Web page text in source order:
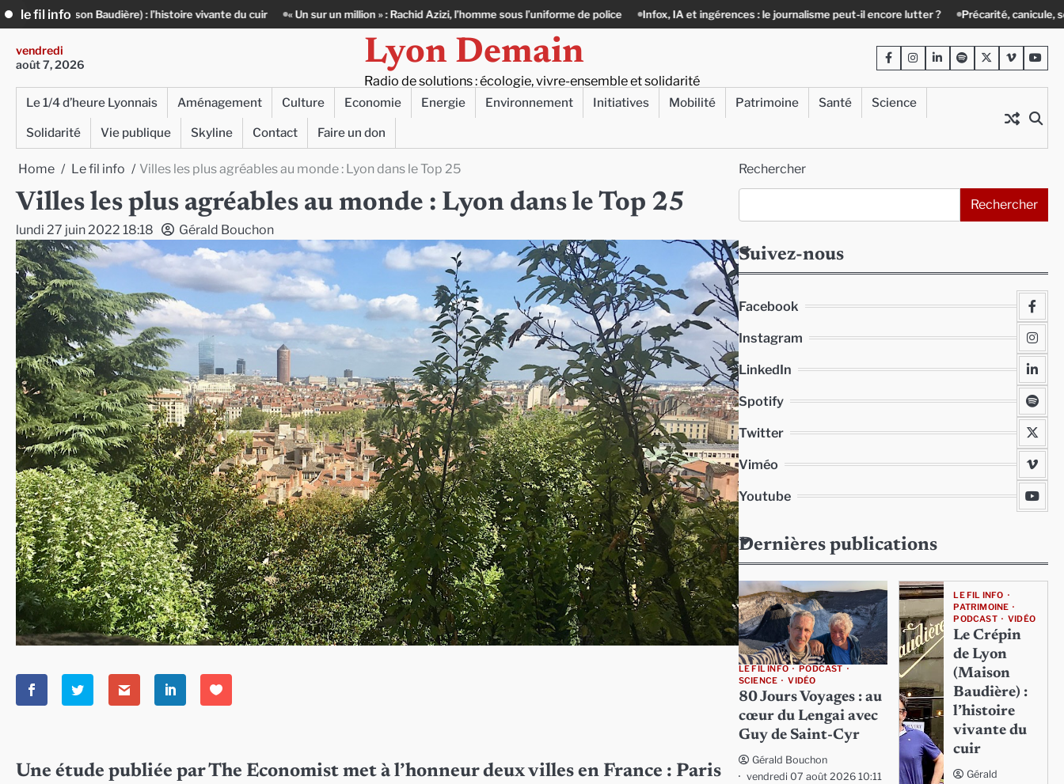
Skip
to
content
le fil info
: l’histoire vivante du cuir « Un sur un million » : Rachid Azizi, l’homme sous l’uniforme de police Infox, IA et ingérences : le journalisme peut-il encore lutter ? Précarité, canicule, solitude : quand le
vendredi
août 7, 2026
Lyon Demain
Radio de solutions : écologie, vivre-ensemble et solidarité
Facebook
Instagram
LinkedInSpotifyTwitterViméo
Le 1/4 d’heure Lyonnais Aménagement Culture Economie Energie Environnement Initiatives Mobilité Patrimoine Santé
Science
Solidarité
Vie publique Skyline Contact Faire un don
Home Le fil info Villes les plus agréables au monde : Lyon dans le Top 25
Villes les plus agréables au monde : Lyon dans le Top 25
lundi 27 juin 2022 18:18 Gérald Bouchon
Une étude publiée par The Economist met à l’honneur deux villes en France : Paris
Rechercher
Rechercher
Suivez-nous
Facebook
Instagram
LinkedIn
Spotify
Twitter
Viméo
Youtube
Dernières publications
LE FIL INFO
PODCAST
SCIENCE
VIDÉO
80 Jours Voyages : au
cœur du Lengai avec
Guy de Saint-Cyr
Gérald Bouchon
vendredi 07 août 2026 10:11
LE FIL INFO
PATRIMOINE
PODCAST
VIDÉO
Le Crépin
de Lyon
(Maison
Baudière) :
l’histoire
vivante du
cuir
Gérald